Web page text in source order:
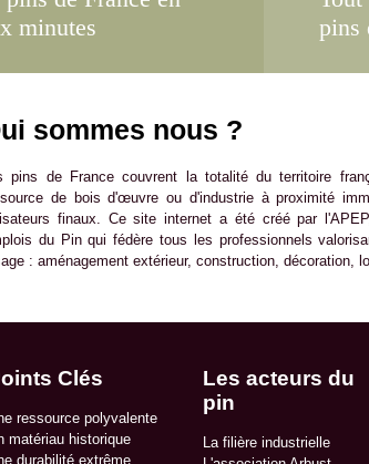
minutes
pins
sommes nous ?
pins de France couvrent la totalité du territoire
de bois d'œuvre ou d'industrie à proximité
finaux. Ce site internet a été créé par
du Pin qui fédère tous les professionnels
: aménagement extérieur, construction, décoration,
Clés
ressource polyvalente
matériau historique
durabilité extrême
Les acteurs du
pin
La filière industrielle